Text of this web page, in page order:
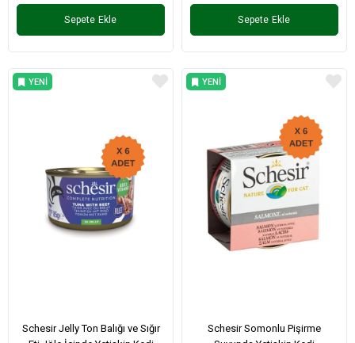
Sepete Ekle Sepete Ekle
Schesir Jelly Ton Balığı ve Sığır
YENI
Schesir Somonlu Pişirme
YENI